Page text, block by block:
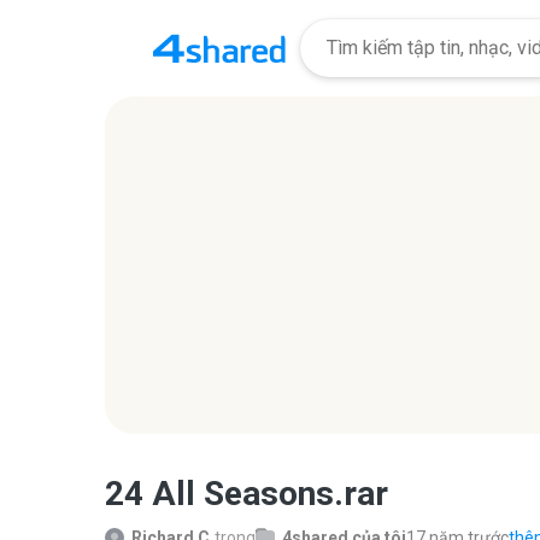
24 All Seasons.rar